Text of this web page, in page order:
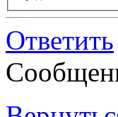
Ответить